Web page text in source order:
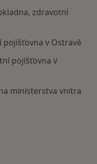
zdravotní
v Ostravě
pojišťovna v
ministerstva vnitra